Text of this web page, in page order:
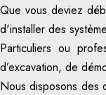
Que vous deviez
d'installer des
Particuliers ou
d’excavation, de
Nous disposons des